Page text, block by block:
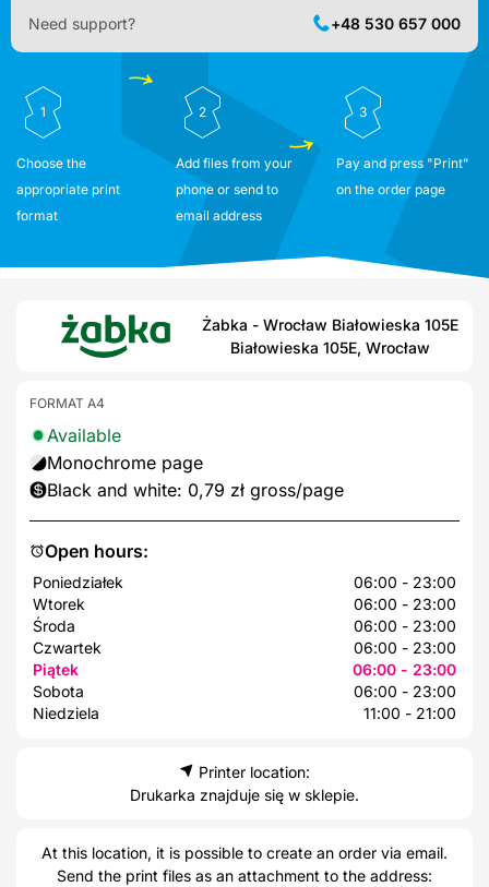
Need support? +48 530 657 000
1
Choose the
appropriate print
format
2
Add files from your
phone or send to
email address
3
Pay and press "Print"
on the order page
Żabka - Wrocław Białowieska 105E
Białowieska 105E, Wrocław
Open hours:
Poniedziałek
06:00 - 23:00
Wtorek
06:00 - 23:00
Środa
06:00 - 23:00
Czwartek
06:00 - 23:00
Piątek
06:00 - 23:00
Sobota
06:00 - 23:00
Niedziela
11:00 - 21:00
FORMAT A4
Available
Monochrome page
Black and white: 0,79 zł gross/page
Printer location:
Drukarka znajduje się w sklepie.
At this location, it is possible to create an order via email.
Send the print files as an attachment to the address: